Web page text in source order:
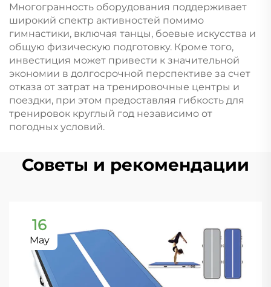
Многогранность оборудования поддерживает
широкий спектр активностей помимо
гимнастики, включая танцы, боевые искусства и
общую физическую подготовку. Кроме того,
инвестиция может привести к значительной
экономии в долгосрочной перспективе за счет
отказа от затрат на тренировочные центры и
поездки, при этом предоставляя гибкость для
тренировок круглый год независимо от
погодных условий.
Советы и рекомендации
16
May